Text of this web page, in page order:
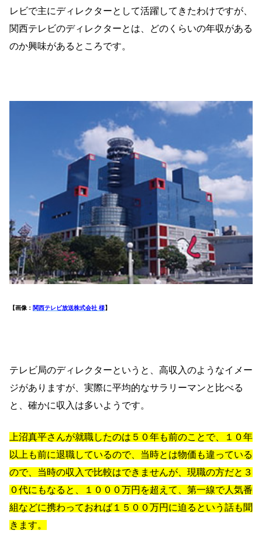
レビで主にディレクターとして活躍してきたわけですが、
関西テレビのディレクターとは、どのくらいの年収がある
のか興味があるところです。
【画像： 関西テレビ放送株式会社 様】
テレビ局のディレクターというと、高収入のようなイメー
ジがありますが、実際に平均的なサラリーマンと比べる
と、確かに収入は多いようです。
上沼真平さんが就職したのは５０年も前のことで、１０年
以上も前に退職しているので、当時とは物価も違っている
ので、当時の収入で比較はできませんが、現職の方だと３
０代にもなると、１０００万円を超えて、第一線で人気番
組などに携わっておれば１５００万円に迫るという話も聞
きます。